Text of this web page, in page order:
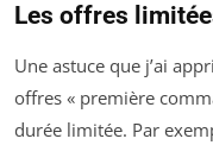
Les offres
Une astuce que j’ai
offres « première
durée limitée. Par